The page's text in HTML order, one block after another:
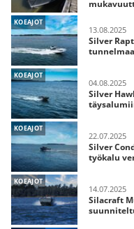
KOEAJOT
13.08.2025
Silver
tunnelmaa
KOEAJOT
04.08.2025
Silver
KOEAJOT
22.07.2025
Silver
työkalu
KOEAJOT
14.07.2025
Silacraft